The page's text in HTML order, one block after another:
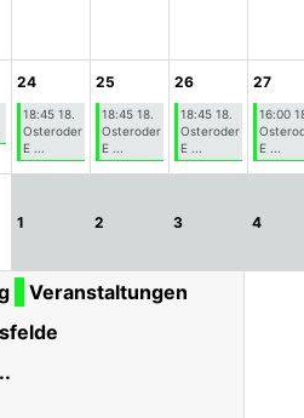
24
18:45 18.
Osteroder
E ...
25
18:45 18.
Osteroder
E ...
26
18:45 18.
Osteroder
E ...
27
16:00
E ...
1
2 3 4
Veranstaltungen